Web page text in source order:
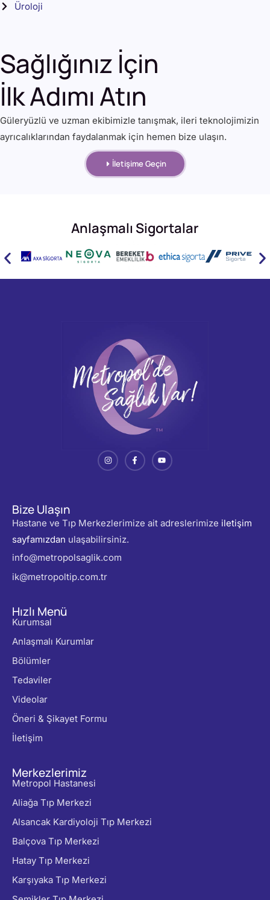
Üroloji
Sağlığınız İçin
İlk Adımı Atın
Güleryüzlü ve uzman ekibimizle tanışmak, ileri teknolojimizin
ayrıcalıklarından faydalanmak için hemen bize ulaşın.
İletişime Geçin
Anlaşmalı Sigortalar
Bize Ulaşın
Hastane ve Tıp Merkezlerimize ait adreslerimize iletişim
sayfamızdan ulaşabilirsiniz.
info@metropolsaglik.com
ik@metropoltip.com.tr
Hızlı Menü
Kurumsal
Anlaşmalı Kurumlar
Bölümler
Tedaviler
Videolar
Öneri & Şikayet Formu
İletişim
Merkezlerimiz
Metropol Hastanesi
Aliağa Tıp Merkezi
Alsancak Kardiyoloji Tıp Merkezi
Balçova Tıp Merkezi
Hatay Tıp Merkezi
Karşıyaka Tıp Merkezi